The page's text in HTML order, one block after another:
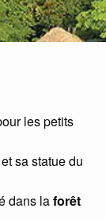
les petits
sa statue du
dans laforêt